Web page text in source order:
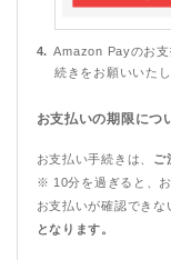
Amazon Payのお
続きをお願いいた
お支払いの期限につ
お支払い手続きは、 ご
※ 10分を過ぎると、
お支払いが確認できな
となります。